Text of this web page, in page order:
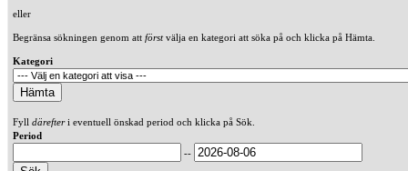
eller
Begränsa sökningen genom att förstvälja en kategori att söka på och klicka på Hämta.
Kategori
Fyll därefteri eventuell önskad period och klicka på Sök.
Period
--